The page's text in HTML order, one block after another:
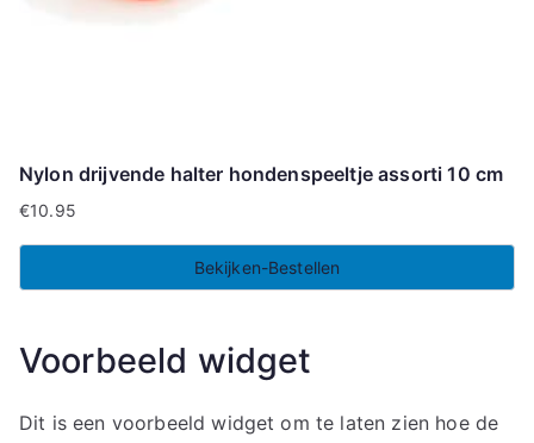
Nylon drijvende halter hondenspeeltje assorti 10 cm
€10.95
Bekijken-Bestellen
Voorbeeld widget
Dit is een voorbeeld widget om te laten zien hoe de